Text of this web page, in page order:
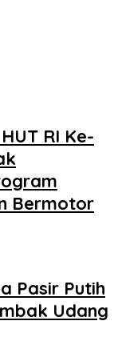
RI Ke-
Bermotor
Pasir Putih
Udang